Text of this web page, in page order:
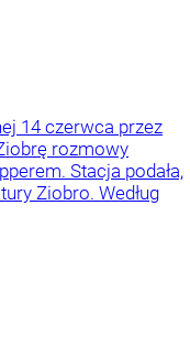
14 czerwca przez
rozmowy
Stacja podała,
Ziobro. Według